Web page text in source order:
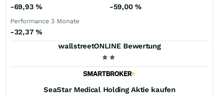
-69,93 % -59,00 %
Performance 3 Monate
-32,37 %
wallstreetONLINE Bewertung
⭐ ⭐
SeaStar Medical Holding Aktie kaufen